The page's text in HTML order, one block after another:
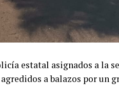
estatal asignados a la
a balazos por un